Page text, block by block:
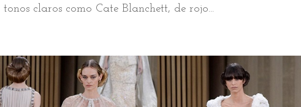
claros como Cate Blanchett, de rojo...